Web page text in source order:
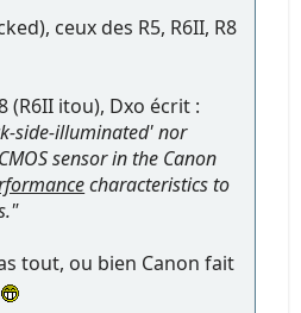
ceux des R5, R6II, R8
(R6II itou), Dxo écrit :
side-illuminated' nor
sensor in the Canon
characteristics to
tout, ou bien Canon fait